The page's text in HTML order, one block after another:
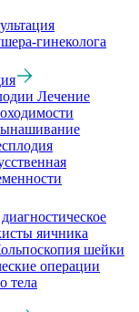
гинеколога
Лечение
яичника
шейки
операции
тела